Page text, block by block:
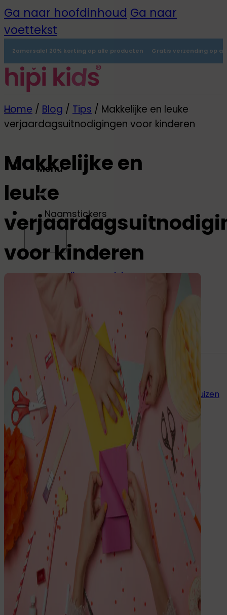
Ga naar hoofdinhoud Ga naar
voettekst
Zomersale! 20% korting op alle producten Gratis verzending op
Menu
Naamstickers
Alle naamstickers
Mini-stickers
Grote naamstickers
Potloodlabels
Andere toepassingen:
Naamstickers voor gereedschap
Naamstickers voor verzorgingshuizen
Eten
&
Drinken
Eten & Drinken
Broodtrommel
Drinkfles
Kinderfles
Kinderkamer
0
Home / Blog / Tips / Makkelijke en leuke
verjaardagsuitnodigingen voor kinderen
Makkelijke en
leuke
voor kinderen